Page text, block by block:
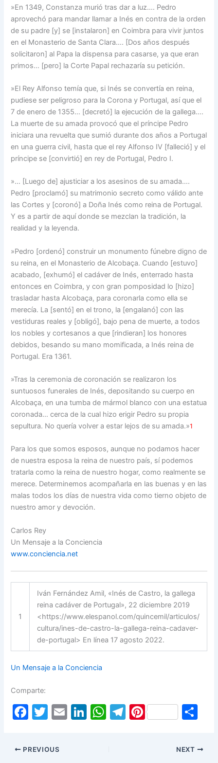
»En 1349, Constanza murió tras dar a luz…. Pedro
aprovechó para mandar llamar a Inés en contra de la orden
de su padre [y] se [instalaron] en Coimbra para vivir juntos
en el Monasterio de Santa Clara…. [Dos años después
solicitaron] al Papa la dispensa para casarse, ya que eran
primos… [pero] la Corte Papal rechazaría su petición.
»El Rey Alfonso temía que, si Inés se convertía en reina,
pudiese ser peligroso para la Corona y Portugal, así que el
7 de enero de 1355… [decretó] la ejecución de la gallega….
La muerte de su amada provocó que el príncipe Pedro
iniciara una revuelta que sumió durante dos años a Portugal
en una guerra civil, hasta que el rey Alfonso IV [falleció] y el
príncipe se [convirtió] en rey de Portugal, Pedro I.
»… [Luego de] ajusticiar a los asesinos de su amada….
Pedro [proclamó] su matrimonio secreto como válido ante
las Cortes y [coronó] a Doña Inés como reina de Portugal.
Y es a partir de aquí donde se mezclan la tradición, la
realidad y la leyenda.
»Pedro [ordenó] construir un monumento fúnebre digno de
su reina, en el Monasterio de Alcobaça. Cuando [estuvo]
acabado, [exhumó] el cadáver de Inés, enterrado hasta
entonces en Coimbra, y con gran pomposidad lo [hizo]
trasladar hasta Alcobaça, para coronarla como ella se
merecía. La [sentó] en el trono, la [engalanó] con las
vestiduras reales y [obligó], bajo pena de muerte, a todos
los nobles y cortesanos a que [rindieran] los honores
debidos, besando su mano momificada, a Inés reina de
Portugal. Era 1361.
»Tras la ceremonia de coronación se realizaron los
suntuosos funerales de Inés, depositando su cuerpo en
Alcobaça, en una tumba de mármol blanco con una estatua
coronada… cerca de la cual hizo erigir Pedro su propia
sepultura. No quería volver a estar lejos de su amada.»1
Para los que somos esposos, aunque no podamos hacer
de nuestra esposa la reina de nuestro país, sí podemos
tratarla como la reina de nuestro hogar, como realmente se
merece. Determinemos acompañarla en las buenas y en las
malas todos los días de nuestra vida como tierno objeto de
nuestro amor y devoción.
Carlos Rey
Un Mensaje a la Conciencia
www.conciencia.net
1
Iván Fernández Amil, «Inés de Castro, la gallega
reina cadáver de Portugal», 22 diciembre 2019
<https://www.elespanol.com/quincemil/articulos/
cultura/ines-de-castro-la-gallega-reina-cadaver-
de-portugal> En línea 17 agosto 2022.
Un Mensaje a la Conciencia
Comparte:
F
c
e
T
itt
er
E
Li W T Pi
ar
PREVIOUS NEXT